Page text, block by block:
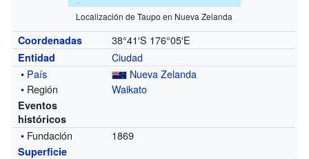
Localización de Taupo en Nueva Zelanda
Coordenadas 38°41′S 176°05′E
Entidad
Ciudad
• País
Nueva Zelanda
• Región
Waikato
Eventos
históricos
• Fundación 1869
Superficie